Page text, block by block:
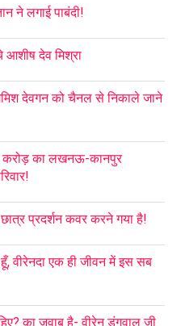
ने लगाई पाबंदी!
आशीष देव मिश्रा
देवगन को चैनल से निकाले जाने
करोड़ का लखनऊ-कानपुर
प्रदर्शन कवर करने गया है!
वीरेनदा एक ही जीवन में इस सब
का जवाब है- वीरेन डंगवाल जी